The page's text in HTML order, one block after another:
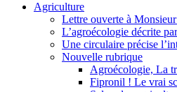
Agriculture
Lettre ouverte à
L’agroécologie décrite
Une circulaire précise
Nouvelle rubrique
Agroécologie, La
Fipronil ! Le vrai